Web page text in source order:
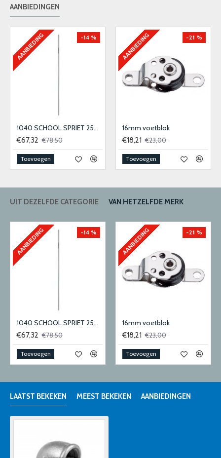
AANBIEDINGEN
AANBIEDING -14 %
1040 SCHOOL SPRIET 25MM
€67,32 €78,50
Toevoegen
AANBIEDING -21 %
16mm voetblok
€18,21 €23,00
Toevoegen
UIT DEZELFDE CATEGORIE VAN HETZELFDE MERK
AANBIEDING -14 %
1040 SCHOOL SPRIET 25MM
€67,32 €78,50
Toevoegen
AANBIEDING -21 %
16mm voetblok
€18,21 €23,00
Toevoegen
LAATST BEKEKEN MEEST BEKEKEN AANBIEDINGEN